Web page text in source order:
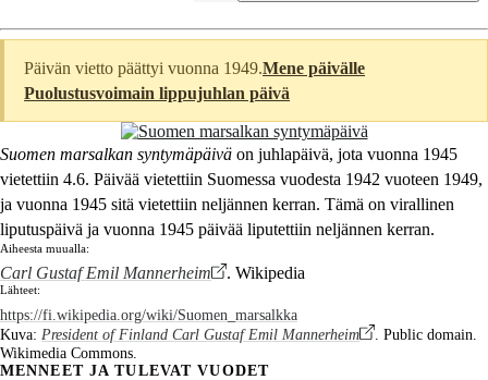
Päivän vietto päättyi vuonna 1949.Mene päivälle
Puolustusvoimain lippujuhlan päivä
Suomen marsalkan syntymäpäivä on juhlapäivä, jota vuonna 1945
vietettiin 4.6. Päivää vietettiin Suomessa vuodesta 1942 vuoteen 1949,
ja vuonna 1945 sitä vietettiin neljännen kerran. Tämä on virallinen
liputuspäivä ja vuonna 1945 päivää liputettiin neljännen kerran.
Aiheesta muualla:
Carl Gustaf Emil Mannerheim . Wikipedia
Lähteet:
https://fi.wikipedia.org/wiki/Suomen_marsalkka
Kuva: President of Finland Carl Gustaf Emil Mannerheim
. Public domain.
Wikimedia Commons.
MENNEET JA TULEVAT VUODET